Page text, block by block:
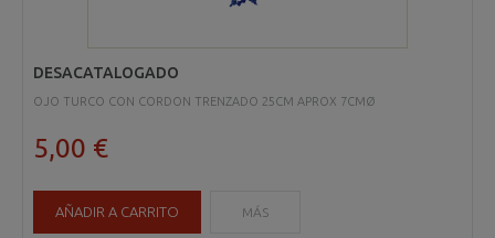
DESACATALOGADO
OJO TURCO CON CORDON TRENZADO 25CM APROX 7CMØ
5,00 €
AÑADIR A CARRITO MÁS